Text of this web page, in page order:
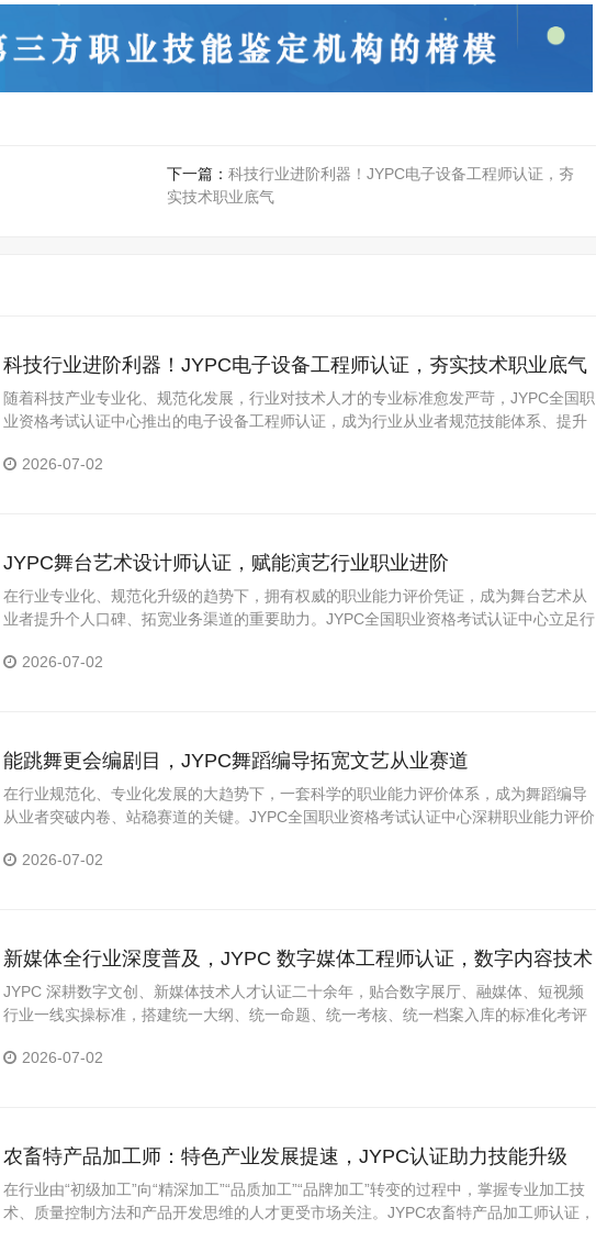
下一篇： 科技行业进阶利器！JYPC电子设备工程师认证，夯
实技术职业底气
科技行业进阶利器！JYPC电子设备工程师认证，夯实技术职业底气
随着科技产业专业化、规范化发展，行业对技术人才的专业标准愈发严苛，JYPC全国职
业资格考试认证中心推出的电子设备工程师认证，成为行业从业者规范技能体系、提升
2026-07-02
JYPC舞台艺术设计师认证，赋能演艺行业职业进阶
在行业专业化、规范化升级的趋势下，拥有权威的职业能力评价凭证，成为舞台艺术从
业者提升个人口碑、拓宽业务渠道的重要助力。JYPC全国职业资格考试认证中心立足行
化评价体系，为行业人才提供标准化的能力佐证。
2026-07-02
能跳舞更会编剧目，JYPC舞蹈编导拓宽文艺从业赛道
在行业规范化、专业化发展的大趋势下，一套科学的职业能力评价体系，成为舞蹈编导
从业者突破内卷、站稳赛道的关键。JYPC全国职业资格考试认证中心深耕职业能力评价
系，精准匹配市场用人标准与行业发展趋势。
2026-07-02
新媒体全行业深度普及，JYPC 数字媒体工程师认证，数字内容技术
人才拓宽职业上升通道
JYPC 深耕数字文创、新媒体技术人才认证二十余年，贴合数字展厅、融媒体、短视频
行业一线实操标准，搭建统一大纲、统一命题、统一考核、统一档案入库的标准化考评
2026-07-02
农畜特产品加工师：特色产业发展提速，JYPC认证助力技能升级
在行业由“初级加工”向“精深加工”“品质加工”“品牌加工”转变的过程中，掌握专业加工技
术、质量控制方法和产品开发思维的人才更受市场关注。JYPC农畜特产品加工师认证，